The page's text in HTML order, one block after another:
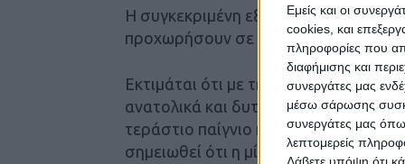
Εμείς και οι
cookies, και
πληροφορίες που
διαφήμισης και
συνεργάτες μας
μέσω σάρωσης
συνεργάτες μας
λεπτομερείς
Η συγκεκριμένη εξέλιξη έρχεται
προχωρήσουν σε μερική άρση του
Εκτιμάται ότι με την ανακοίνωση
ανατολικά και δυτικά της Κύπρου,
τεράστιο παίγνιο που είναι σε
σημειωθεί ότι η μία από τις δύο